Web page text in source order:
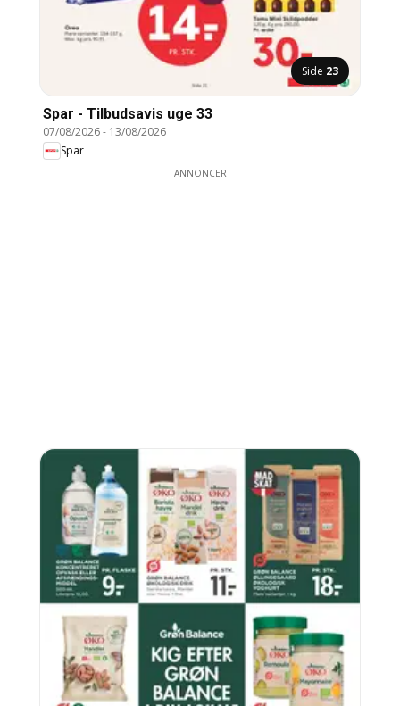
Side 23
Spar - Tilbudsavis uge 33
07/08/2026- 13/08/2026
Spar
ANNONCER